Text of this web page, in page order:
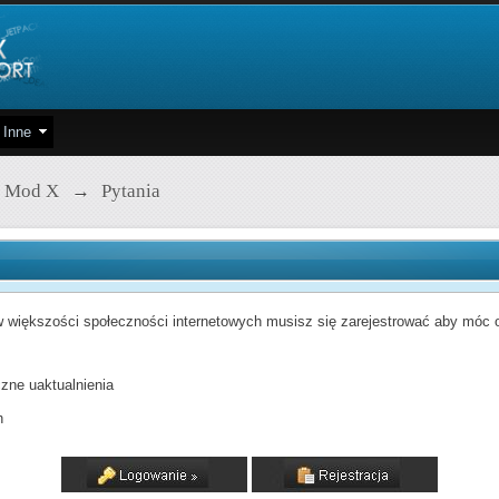
Inne
X → Pytania
społeczności internetowych musisz się zarejestrować aby móc
uaktualnienia